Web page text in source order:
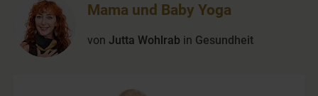
Mama und Baby Yoga
vonJutta Wohlrab in Gesundheit